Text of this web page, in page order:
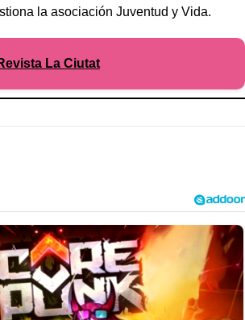
la asociación Juventud y Vida.
La Ciutat